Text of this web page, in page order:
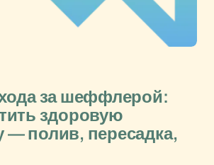
за шеффлерой:
здоровую
полив, пересадка,